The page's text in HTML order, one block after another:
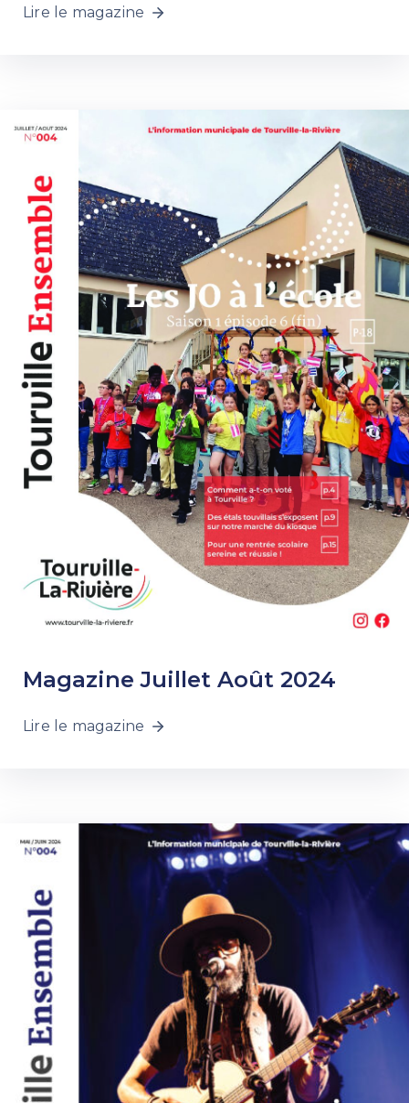
Lire le magazine
Magazine Juillet Août 2024
Lire le magazine